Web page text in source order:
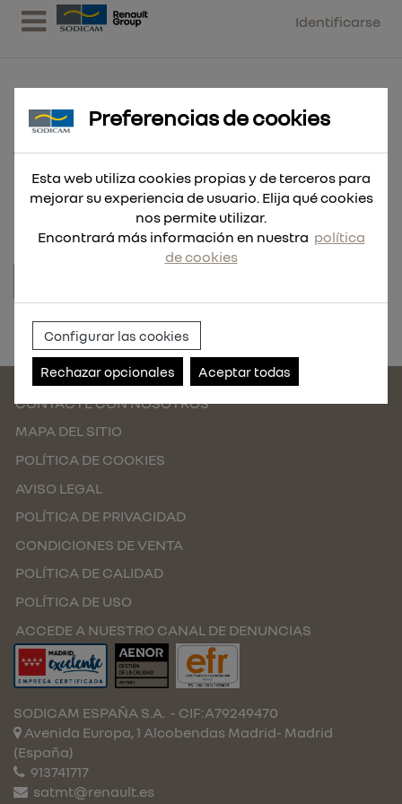
Identificarse
Tapones de recambio TPR 32dB -
5pares
Referencia:4932478549
CONTACTE CON NOSOTROS
MAPA DEL SITIO
POLÍTICA DE COOKIES
AVISO LEGAL
POLÍTICA DE PRIVACIDAD
CONDICIONES DE VENTA
POLÍTICA DE CALIDAD
POLÍTICA DE USO
ACCEDE A NUESTRO CANAL DE DENUNCIAS
SODICAM ESPAÑA S.A. - CIF:A79249470
Avenida Europa, 1 Alcobendas Madrid- Madrid
(España)
913741717
satmt@renault.es
Preferencias de cookies
Esta web utiliza cookies propias y de terceros para
mejorar su experiencia de usuario. Elija qué cookies
nos permite utilizar.
Encontrará más información en nuestra política
de cookies
Configurar las cookies
Rechazar opcionales Aceptar todas